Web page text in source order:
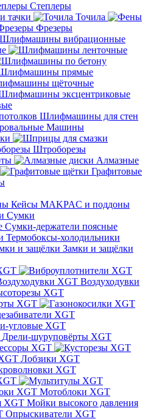
Степлеры
тачки
Точила
Фрезеры
Шлифмашины для стен
Машины
Штроборезы
Алмазные
Графитовые
Кейсы MAKPAC и поддоны
Сумки
Сумки-держатели поясные
Термобоксы-холодильники
Замки и защёлки
Воздуходувки
XGT
XGT
угловые XGT
Дрели-шуруповёрты XGT
XGT
Лобзики XGT
XGT
Мотоблоки XGT
Мойки высокого давления
Опрыскиватели XGT